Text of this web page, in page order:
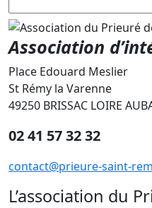
Association
Place Edouard Meslier
St Rémy la Varenne
49250 BRISSAC LOIRE
02 41 57 32 32
contact@prieure-saint-
L’association du